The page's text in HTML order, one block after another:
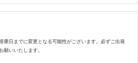
乗日までに変更となる可能性がございます。必ずご出発
願いいたします。